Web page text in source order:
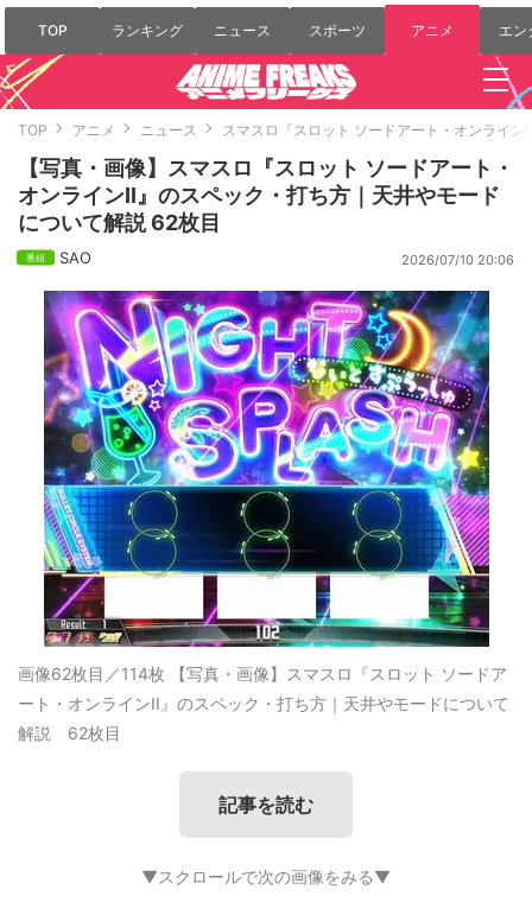
TOP ランキング ニュース スポーツ アニメ エン
TOP アニメ ニュース スマスロ『スロット ソードアート・オンライ
【写真・画像】スマスロ『スロット ソードアート・
オンラインII』のスペック・打ち方｜天井やモード
について解説 62枚目
SAO 2026/07/10 20:06
画像62枚目／114枚 【写真・画像】スマスロ『スロット ソードア
ート・オンラインII』のスペック・打ち方｜天井やモードについて
解説 62枚目
記事を読む
▼スクロールで次の画像をみる▼